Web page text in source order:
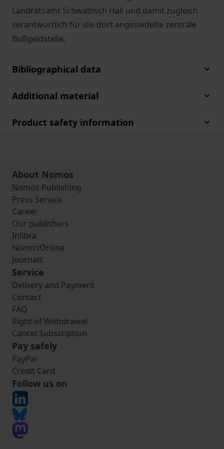
Landratsamt Schwäbisch Hall und damit zugleich
verantwortlich für die dort angesiedelte zentrale
Bußgeldstelle.
Bibliographical data
Additional material
Product safety information
About Nomos
Nomos Publishing
Press Service
Career
Our publishers
Inlibra
NomosOnline
Journals
Service
Delivery and Payment
Contact
FAQ
Right of Withdrawal
Cancel Subscription
Pay safely
PayPal
Credit Card
Follow us on